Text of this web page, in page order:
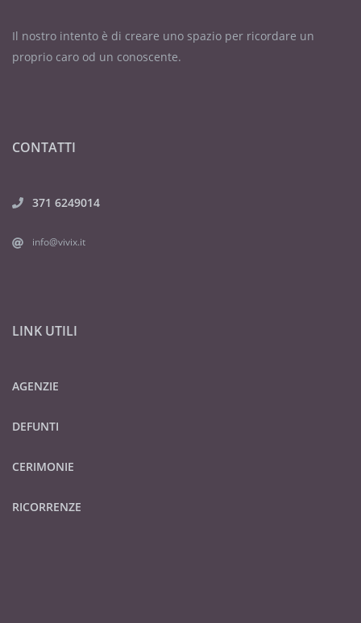
Il nostro intento è di creare uno spazio per ricordare un
proprio caro od un conoscente.
CONTATTI
371 6249014
info@vivix.it
LINK UTILI
AGENZIE
DEFUNTI
CERIMONIE
RICORRENZE